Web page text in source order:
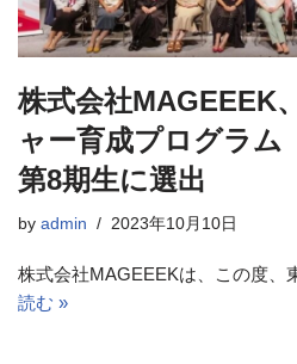
株式会社MAGEEEK
ャー育成プログラム
第8期生に選出
by admin 2023年10月10日
株式会社MAGEEEKは、この度、
読む »